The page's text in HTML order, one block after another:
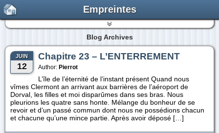
Empreintes
Blog Archives
JUIN
12
Chapitre 23 – L’ENTERREMENT
Author: Pierrot
L’île de l’éternité de l’instant présent Quand nous
vîmes Clermont an arrivant aux barrières de l’aéroport de
Dorval, les filles et moi disparûmes dans ses bras. Nous
pleurions les quatre sans honte. Mélange du bonheur de se
revoir et d’un passé commun dont nous ne possédions chacun
et chacune qu’une mince partie. Après avoir déposé […]